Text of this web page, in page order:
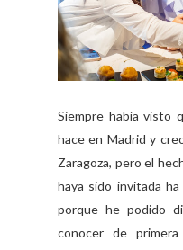
Siempre había visto
hace en Madrid y
Zaragoza, pero el
haya sido invitada
porque he podido
conocer de